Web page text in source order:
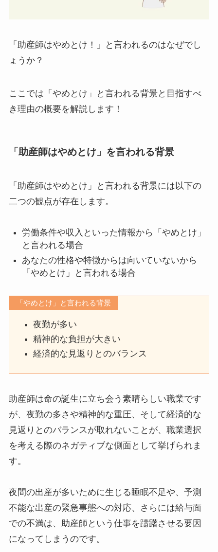
「助産師はやめとけ！」と言われるのはなぜでし
ょうか？
ここでは「やめとけ」と言われる背景と目指すべ
き理由の概要を解説します！
「助産師はやめとけ」を言われる背景
「助産師はやめとけ」と言われる背景には以下の
二つの観点が存在します。
労働条件や収入といった情報から「やめとけ」
と言われる場合
あなたの性格や特徴からは向いていないから
「やめとけ」と言われる場合
「やめとけ」と言われる背景
夜勤が多い
精神的な負担が大きい
経済的な見返りとのバランス
助産師は命の誕生に立ち会う素晴らしい職業です
が、夜勤の多さや精神的な重圧、そして経済的な
見返りとのバランスが取れないことが、職業選択
を考える際のネガティブな側面として挙げられま
す。
夜間の出産が多いために生じる睡眠不足や、予測
不能な出産の緊急事態への対応、さらには給与面
での不満は、助産師という仕事を躊躇させる要因
になってしまうのです。